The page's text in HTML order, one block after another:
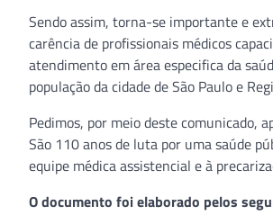
Sendo assim, torna-se importante e
carência de profissionais médicos
atendimento em área especifica da
população da cidade de São Paulo e
Pedimos, por meio deste comunicado,
São 110 anos de luta por uma saúde
equipe médica assistencial e à
O documento foi elaborado pelos